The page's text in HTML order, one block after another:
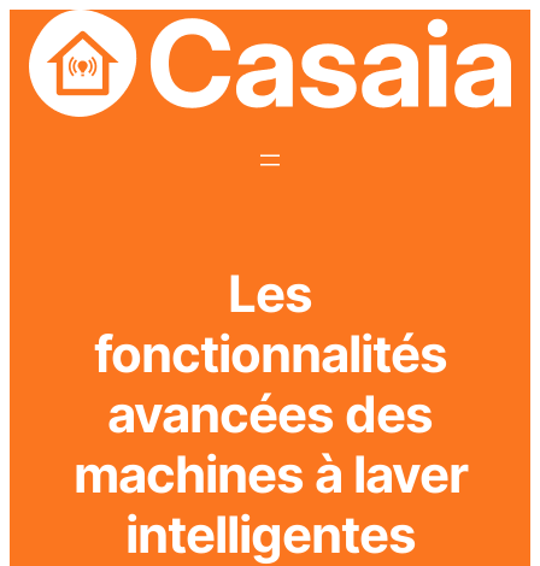
Les
fonctionnalités
avancées des
machines à laver
intelligentes